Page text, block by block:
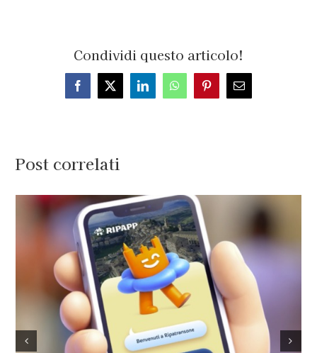
Condividi questo articolo!
Facebook
X LinkedInWhatsAppPinterestEmail
Post correlati